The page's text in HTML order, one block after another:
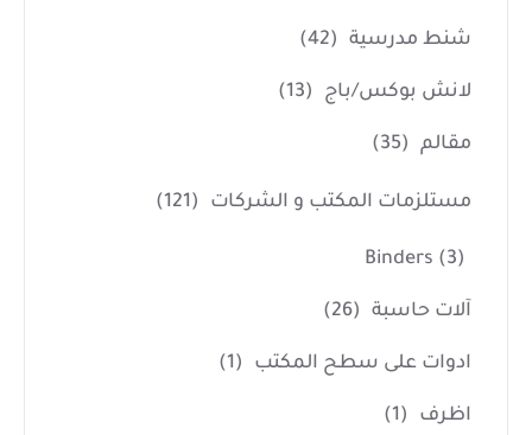
شنط مدرسية (42)
لانش بوكس/باج (13)
مقالم (35)
مستلزمات المكتب و الشركات (121)
Binders (3)
آلات حاسبة (26)
ادوات على سطح المكتب (1)
اظرف (1)